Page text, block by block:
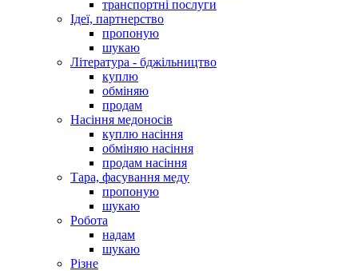
транспортні послуги
Ідеї, партнерство
пропоную
шукаю
Література - бджільництво
куплю
обміняю
продам
Насіння медоносів
куплю насіння
обміняю насіння
продам насіння
Тара, фасування меду
пропоную
шукаю
Робота
надам
шукаю
Різне